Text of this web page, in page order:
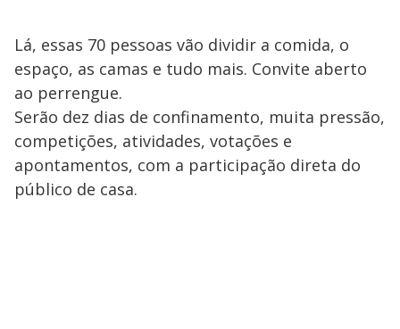
Lá, essas 70 pessoas vão dividir a comida, o
espaço, as camas e tudo mais. Convite aberto
ao perrengue.
Serão dez dias de confinamento, muita pressão,
competições, atividades, votações e
apontamentos, com a participação direta do
público de casa.